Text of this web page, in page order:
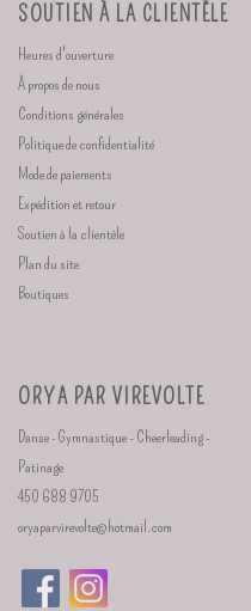
SOUTIEN À LA CLIENTÈLE
Heures d'ouverture
À propos de nous
Conditions générales
Politique de confidentialité
Mode de paiements
Expédition et retour
Soutien à la clientèle
Plan du site
Boutiques
ORYA PAR VIREVOLTE
Danse - Gymnastique - Cheerleading -
Patinage
450 688 9705
oryaparvirevolte@hotmail.com